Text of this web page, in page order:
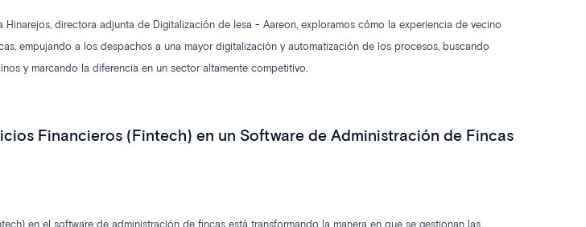
Hinarejos, directora adjunta de Digitalización de Iesa - Aareon, exploramos cómo la experiencia de vecino
empujando a los despachos a una mayor digitalización y automatización de los procesos, buscando
y marcando la diferencia en un sector altamente competitivo.
Financieros (Fintech) en un Software de Administración de Fincas
en el software de administración de fincas está transformando la manera en que se gestionan las